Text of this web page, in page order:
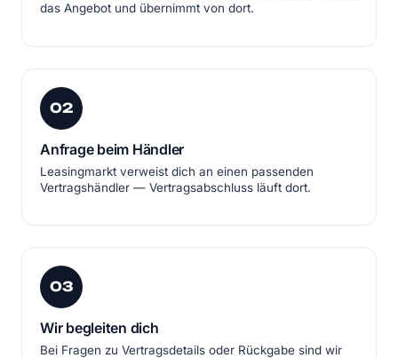
das Angebot und übernimmt von dort.
02
Anfrage beim Händler
Leasingmarkt verweist dich an einen passenden
Vertragshändler — Vertragsabschluss läuft dort.
03
Wir begleiten dich
Bei Fragen zu Vertragsdetails oder Rückgabe sind wir